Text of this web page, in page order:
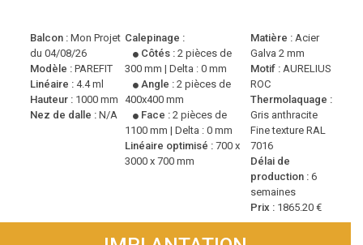
Balcon : Mon Projet
du 04/08/26
Modèle : PAREFIT
Linéaire : 4.4 ml
Hauteur : 1000 mm
Nez de dalle : N/A
Calepinage :
Côtés : 2 pièces de
300 mm | Delta : 0 mm
Angle : 2 pièces de
400x400 mm
Face : 2 pièces de
1100 mm | Delta : 0 mm
Linéaire optimisé : 700 x
3000 x 700 mm
Matière : Acier
Galva 2 mm
Motif : AURELIUS
ROC
Thermolaquage :
Gris anthracite
Fine texture RAL
7016
Délai de
production :6
semaines
Prix : 1865.20 €